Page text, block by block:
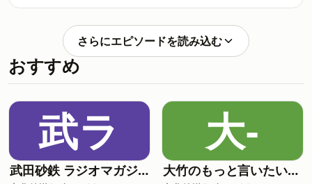
映画祭で快挙！／永野、男闘呼組にお祝
いされて大興奮／芝、大河ドラマ「逆賊
の幕臣」に出演決定／剣術の稽古をする
日々／親戚、喜ぶよ！！／座右の銘を聞
かせてくれ！／座右の銘がない永野／芝
「ギンギラギンにさりげなく」に惹かれ
信チケット販売🌀 ⁠https://www.tv-
asahi.co.jp/douga_mv/gururi-
event2026/ ★ぐるり公式グッズ販売中
★
五月病を感じやすい芝／永野「ネタなん
て出来なくていいと思った」／ベテラン
芸能人は楽しそう／諦めてない人は楽し
めていない／年上を見て不安になる／ナ
ルシズムも大事／職業選択を異常に間違
えた永野／永野持ち込み「西暦何年に、
さらにエピソードを読み込む
おすすめ
武ラ
武田砂鉄 ラジオマガジン「ラジマガエッセイ」
大-
大竹のもっと言いたい放題 - 大竹まこと ゴールデンラジオ！